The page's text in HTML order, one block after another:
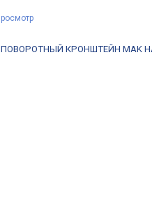
ПОВОРОТНЫЙ КРОНШТЕЙН MAK НА